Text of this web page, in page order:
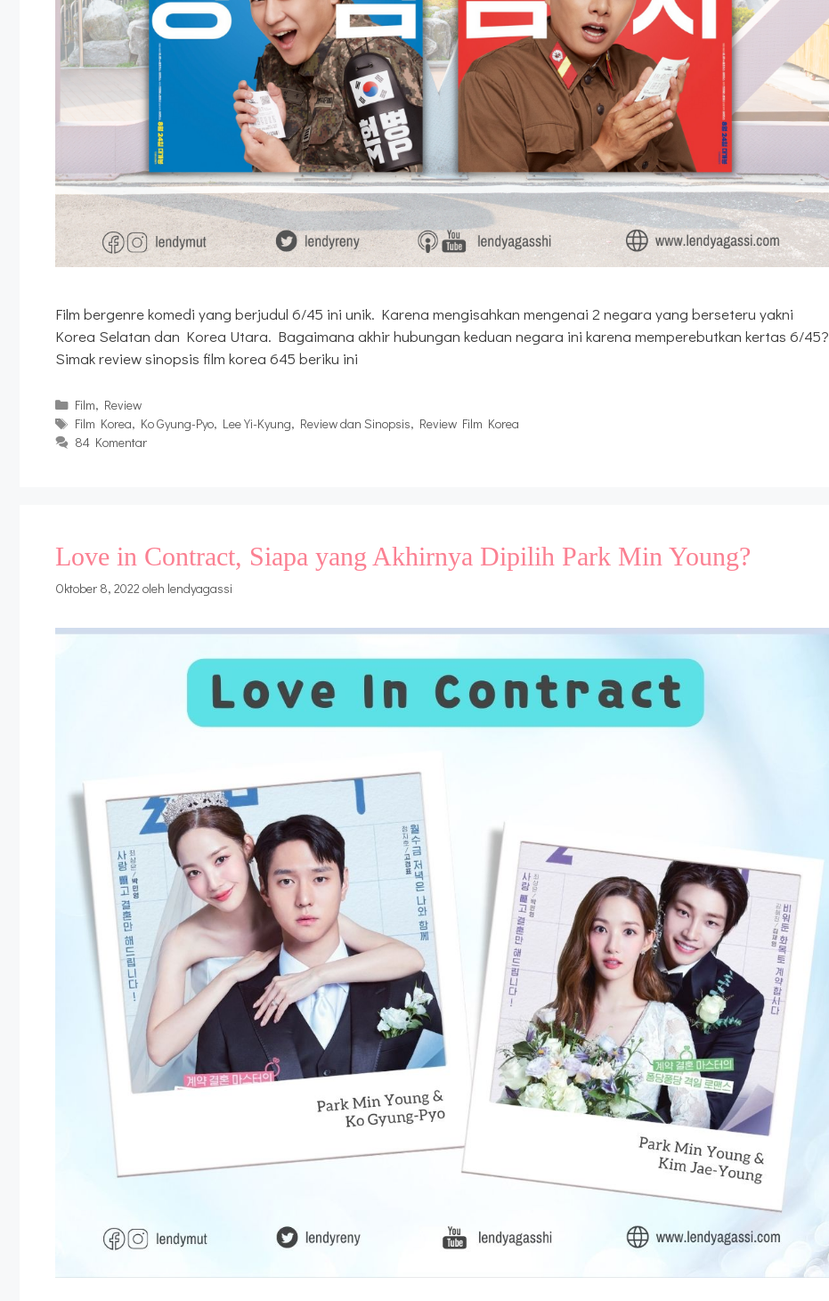
Film bergenre komedi yang berjudul 6/45 ini unik. Karena mengisahkan mengenai 2 negara yang berseteru yakni
Korea Selatan dan Korea Utara. Bagaimana akhir hubungan keduan negara ini karena memperebutkan kertas 6/45?
Simak review sinopsis film korea 645 beriku ini
Kategori
Film, Review
Tag
Film Korea, Ko Gyung-Pyo, Lee Yi-Kyung, Review dan Sinopsis, Review Film Korea
84 Komentar
Love in Contract, Siapa yang Akhirnya Dipilih Park Min Young?
Oktober 8, 2022 oleh lendyagassi